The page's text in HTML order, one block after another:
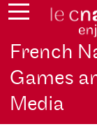
French
Games
Media